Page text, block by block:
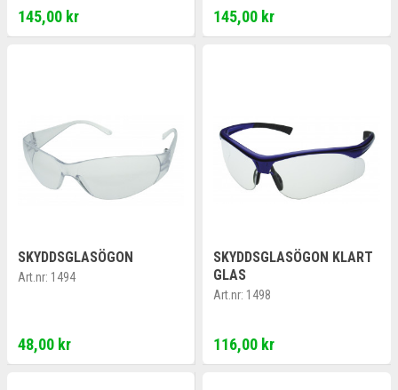
145,00 kr 145,00 kr
SKYDDSGLASÖGON
Art.nr: 1494
48,00 kr
SKYDDSGLASÖGON KLART
GLAS
Art.nr: 1498
116,00 kr